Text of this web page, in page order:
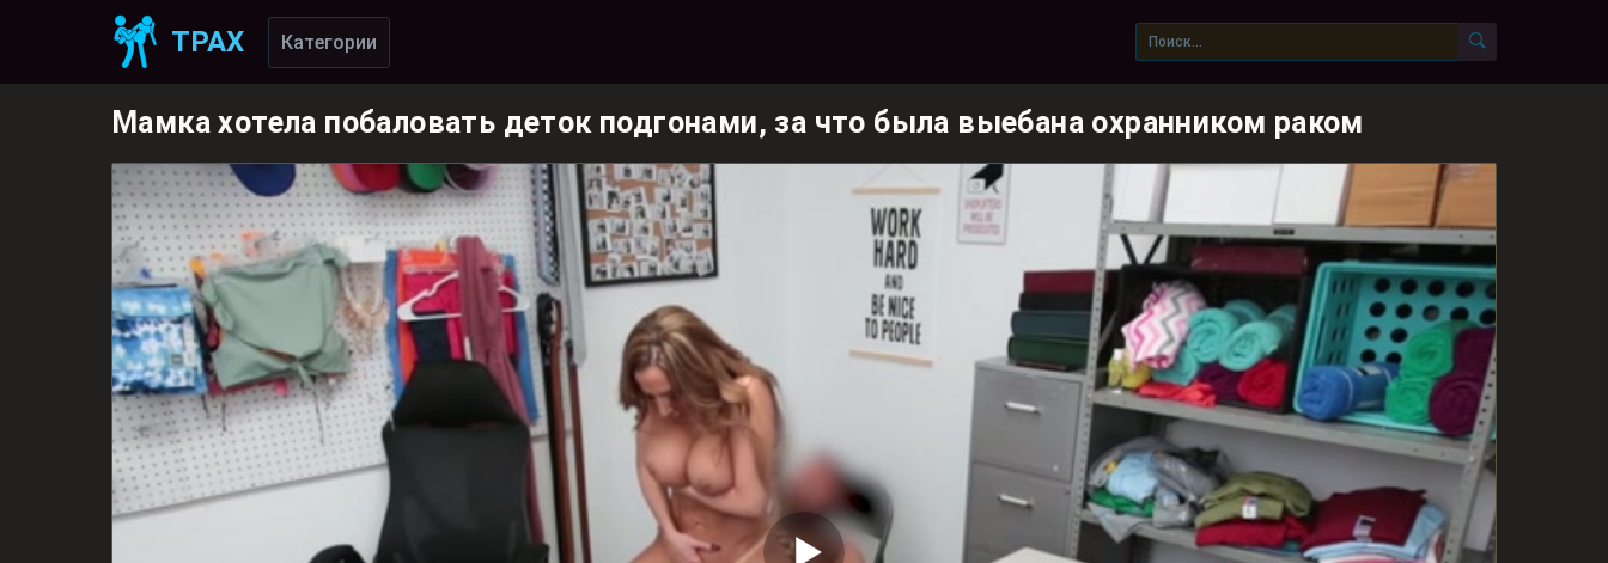
ТРАХ Категории
Мамка хотела побаловать деток подгонами, за что была выебана охранником раком